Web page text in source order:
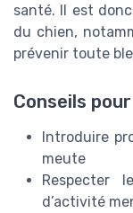
santé. Il est
du chien,
prévenir toute
Conseils
Introduire
meute
Respecter
d’activité